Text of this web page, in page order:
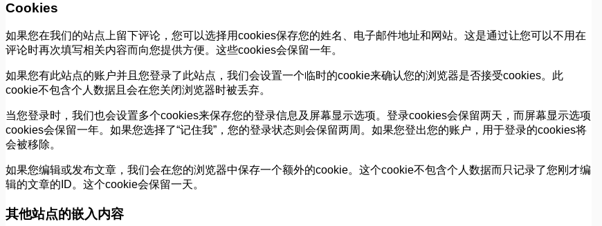
Cookies
如果您在我们的站点上留下评论，您可以选择用cookies保存您的姓名、电子邮件地址和网站。这是通过让您可以不用在
评论时再次填写相关内容而向您提供方便。这些cookies会保留一年。
如果您有此站点的账户并且您登录了此站点，我们会设置一个临时的cookie来确认您的浏览器是否接受cookies。此
cookie不包含个人数据且会在您关闭浏览器时被丢弃。
当您登录时，我们也会设置多个cookies来保存您的登录信息及屏幕显示选项。登录cookies会保留两天，而屏幕显示选项
cookies会保留一年。如果您选择了“记住我”，您的登录状态则会保留两周。如果您登出您的账户，用于登录的cookies将
会被移除。
如果您编辑或发布文章，我们会在您的浏览器中保存一个额外的cookie。这个cookie不包含个人数据而只记录了您刚才编
辑的文章的ID。这个cookie会保留一天。
其他站点的嵌入内容